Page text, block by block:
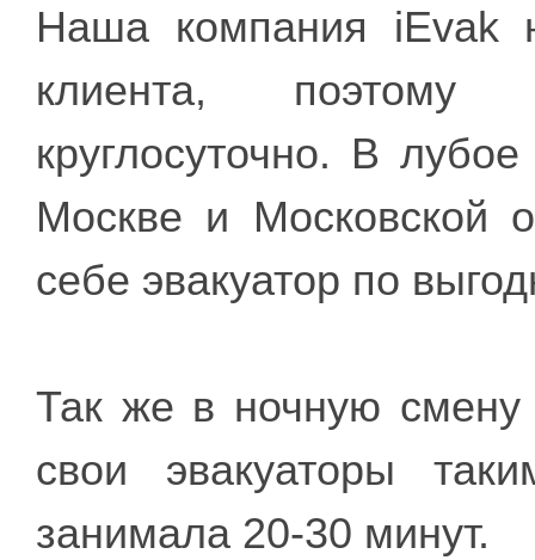
Наша компания iEvak
клиента,
круглосуточно. В
Москве и Московской
себе эвакуатор по
Так же в ночную смену
свои эвакуаторы
занимала 20-30 минут.